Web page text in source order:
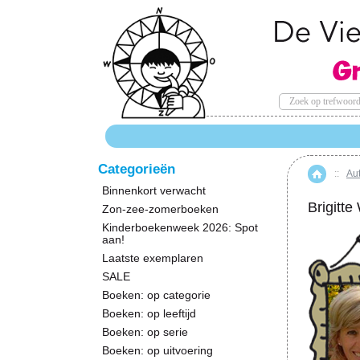
Home
::
Brigitte
Categorieën
Binnenkort verwacht
Zon-zee-zomerboeken
Kinderboekenweek 2026: Spot
aan!
Laatste exemplaren
SALE
Boeken: op categorie
Boeken: op leeftijd
Boeken: op serie
Boeken: op uitvoering